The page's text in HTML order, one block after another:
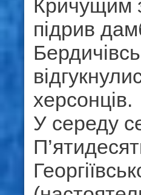
Кричущим
підрив
херсонців.
У середу